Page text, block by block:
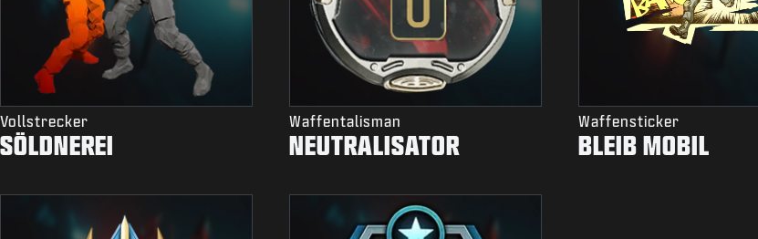
Vollstrecker
SÖLDNEREI
Waffentalisman
NEUTRALISATOR
Waffensticker
BLEIB MOBIL